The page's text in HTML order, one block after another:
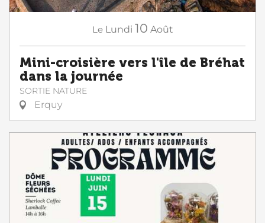
Le Lundi 10 Août
Mini-croisière vers l'île de Bréhat
dans la journée
SORTIE NATURE
Erquy